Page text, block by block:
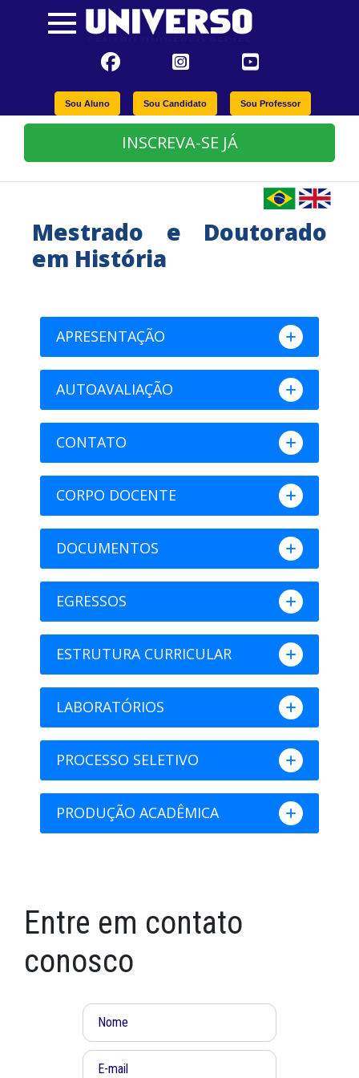
Sou Aluno Sou Candidato Sou Professor
INSCREVA-SE JÁ
Mestrado e Doutorado
em História
APRESENTAÇÃO
AUTOAVALIAÇÃO
CONTATO
CORPO DOCENTE
DOCUMENTOS
EGRESSOS
ESTRUTURA CURRICULAR
LABORATÓRIOS
PROCESSO SELETIVO
PRODUÇÃO ACADÊMICA
Entre em contato
conosco